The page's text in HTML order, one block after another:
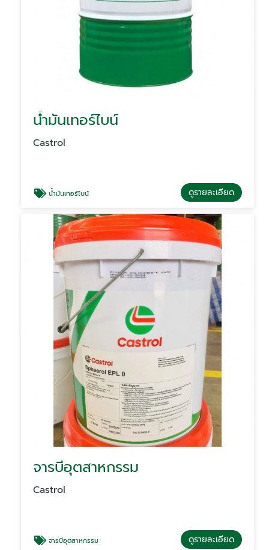
น้ำมันเทอร์ไบน์
Castrol
น้ำมันเทอร์ไบน์ ดูรายละเอียด
จารบีอุตสาหกรรม
Castrol
จารบีอุตสาหกรรม ดูรายละเอียด